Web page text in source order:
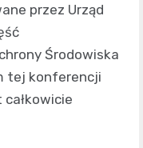
przez Urząd
Środowiska
tej konferencji